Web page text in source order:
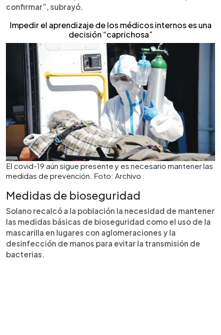
confirmar”, subrayó.
Impedir el aprendizaje de los médicos internos es una
decisión “caprichosa”
El covid-19 aún sigue presente y es necesario mantener las
medidas de prevención. Foto: Archivo
Medidas de bioseguridad
Solano recalcó a la población la necesidad de mantener
las medidas básicas de bioseguridad como el uso de la
mascarilla en lugares con aglomeraciones y la
desinfección de manos para evitar la transmisión de
bacterias.